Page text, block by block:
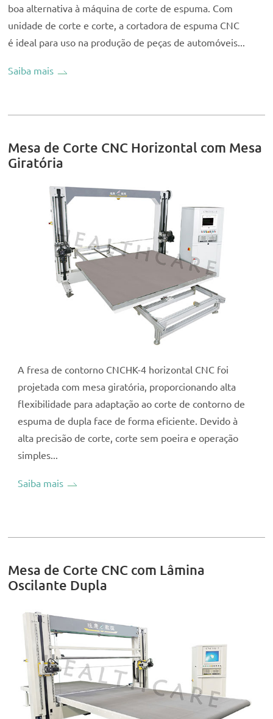
boa alternativa à máquina de corte de espuma. Com
unidade de corte e corte, a cortadora de espuma CNC
é ideal para uso na produção de peças de automóveis...
Saiba mais
Mesa de Corte CNC Horizontal com Mesa
Giratória
A fresa de contorno CNCHK-4 horizontal CNC foi
projetada com mesa giratória, proporcionando alta
flexibilidade para adaptação ao corte de contorno de
espuma de dupla face de forma eficiente. Devido à
alta precisão de corte, corte sem poeira e operação
simples...
Saiba mais
Mesa de Corte CNC com Lâmina
Oscilante Dupla